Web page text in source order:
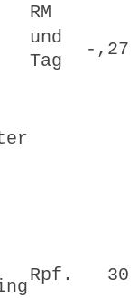
RM
und
Tag
-,27
Rpf. 30